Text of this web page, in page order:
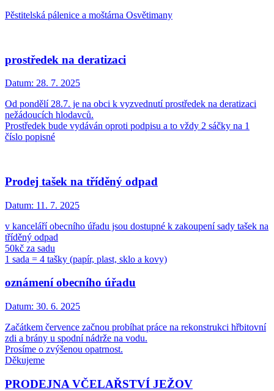
Pěstitelská pálenice a moštárna Osvětimany
prostředek na deratizaci
Datum: 28. 7. 2025
Od pondělí 28.7. je na obci k vyzvednutí prostředek na deratizaci
nežádoucích hlodavců.
Prostředek bude vydáván oproti podpisu a to vždy 2 sáčky na 1
číslo popisné
Prodej tašek na tříděný odpad
Datum: 11. 7. 2025
v kanceláří obecního úřadu jsou dostupné k zakoupení sady tašek na
tříděný odpad
50kč za sadu
1 sada = 4 tašky (papír, plast, sklo a kovy)
oznámení obecního úřadu
Datum: 30. 6. 2025
Začátkem července začnou probíhat práce na rekonstrukci hřbitovní
zdi a brány u spodní nádrže na vodu.
Prosíme o zvýšenou opatrnost.
Děkujeme
PRODEJNA VČELAŘSTVÍ JEŽOV